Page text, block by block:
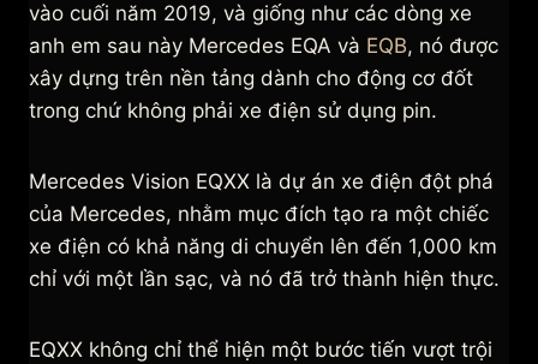
vào cuối năm 2019, và giống như các dòng xe
anh em sau này Mercedes EQA và EQB, nó được
xây dựng trên nền tảng dành cho động cơ đốt
trong chứ không phải xe điện sử dụng pin.
Mercedes Vision EQXX là dự án xe điện đột phá
của Mercedes, nhằm mục đích tạo ra một chiếc
xe điện có khả năng di chuyển lên đến 1,000 km
chỉ với một lần sạc, và nó đã trở thành hiện thực.
EQXX không chỉ thể hiện một bước tiến vượt trội